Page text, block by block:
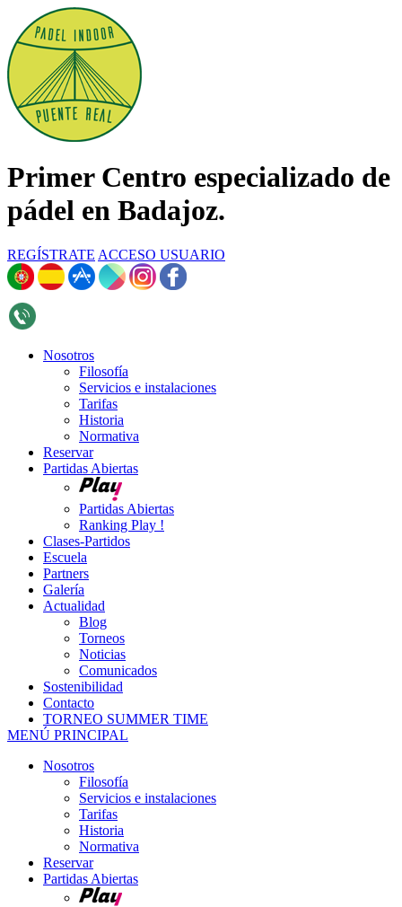
Primer Centro especializado de
pádel en Badajoz.
REGÍSTRATE ACCESO USUARIO
Nosotros
Filosofía
Servicios e instalaciones
Tarifas
Historia
Normativa
Reservar
Partidas Abiertas
Partidas Abiertas
Ranking Play !
Clases-Partidos
Escuela
Partners
Galería
Actualidad
Blog
Torneos
Noticias
Comunicados
Sostenibilidad
Contacto
TORNEO SUMMER TIME
MENÚ PRINCIPAL
Nosotros
Filosofía
Servicios e instalaciones
Tarifas
Historia
Normativa
Reservar
Partidas Abiertas